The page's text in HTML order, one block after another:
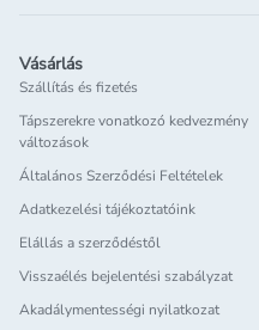
Vásárlás
Szállítás és fizetés
Tápszerekre vonatkozó kedvezmény
változások
Általános Szerződési Feltételek
Adatkezelési tájékoztatóink
Elállás a szerződéstől
Visszaélés bejelentési szabályzat
Akadálymentességi nyilatkozat